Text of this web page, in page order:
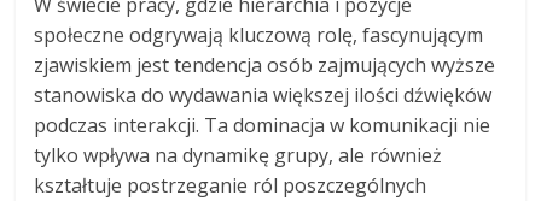
społeczne odgrywają kluczową rolę, fascynującym
zjawiskiem jest tendencja osób zajmujących wyższe
stanowiska do wydawania większej ilości dźwięków
podczas interakcji. Ta dominacja w komunikacji nie
tylko wpływa na dynamikę grupy, ale również
kształtuje postrzeganie ról poszczególnych